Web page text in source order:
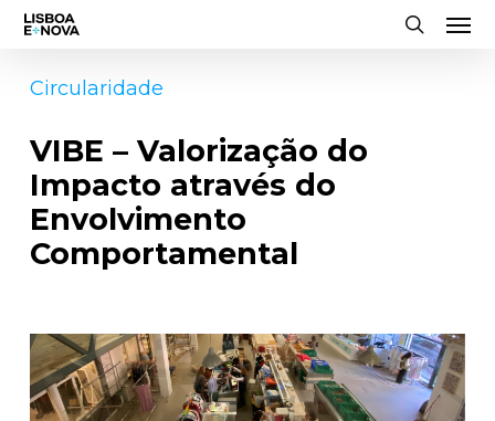
Skip
main
Circularidade
VIBE – Valorização do
Impacto através do
Envolvimento
Comportamental